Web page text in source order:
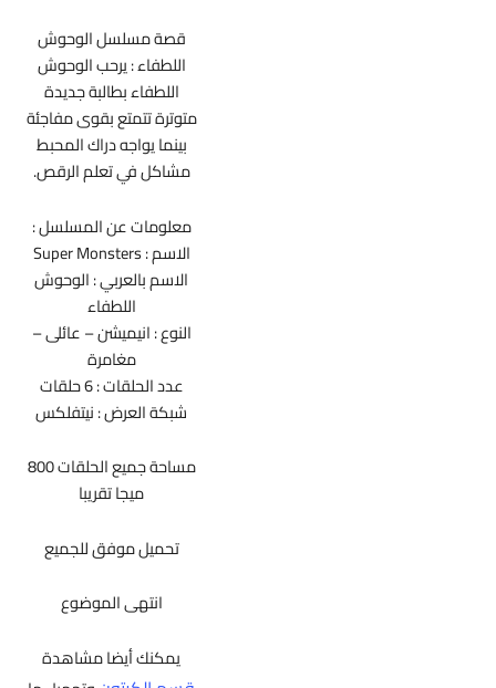
قصة مسلسل الوحوش
اللطفاء : يرحب الوحوش
اللطفاء بطالبة جديدة
متوترة تتمتع بقوى مفاجئة
بينما يواجه دراك المحبط
مشاكل في تعلم الرقص.
معلومات عن المسلسل :
الاسم : Super Monsters
الاسم بالعربي : الوحوش
اللطفاء
النوع : انيميشن – عائلى –
مغامرة
عدد الحلقات : 6 حلقات
شبكة العرض : نيتفلكس
مساحة جميع الحلقات 800
ميجا تقريبا
تحميل موفق للجميع
انتهى الموضوع
يمكنك أيضا مشاهدة